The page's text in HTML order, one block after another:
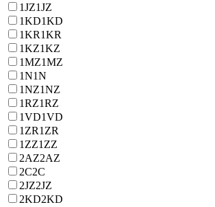
1JZ1JZ
1KD1KD
1KR1KR
1KZ1KZ
1MZ1MZ
1N1N
1NZ1NZ
1RZ1RZ
1VD1VD
1ZR1ZR
1ZZ1ZZ
2AZ2AZ
2C2C
2JZ2JZ
2KD2KD